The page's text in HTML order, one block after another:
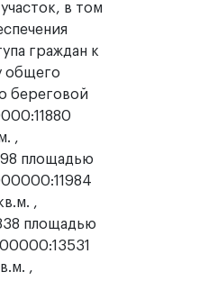
в том
граждан к
общего
береговой
,
площадью
,
площадью
,